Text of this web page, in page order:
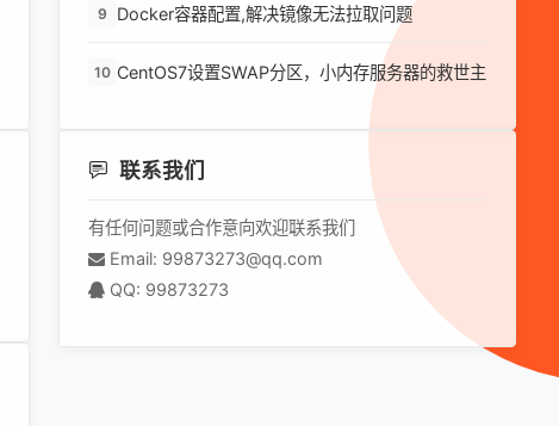
9 Docker容器配置,解决镜像无法拉取问题
10 CentOS7设置SWAP分区，小内存服务器的救世主
联系我们
有任何问题或合作意向欢迎联系我们
Email: 99873273@qq.com
QQ: 99873273